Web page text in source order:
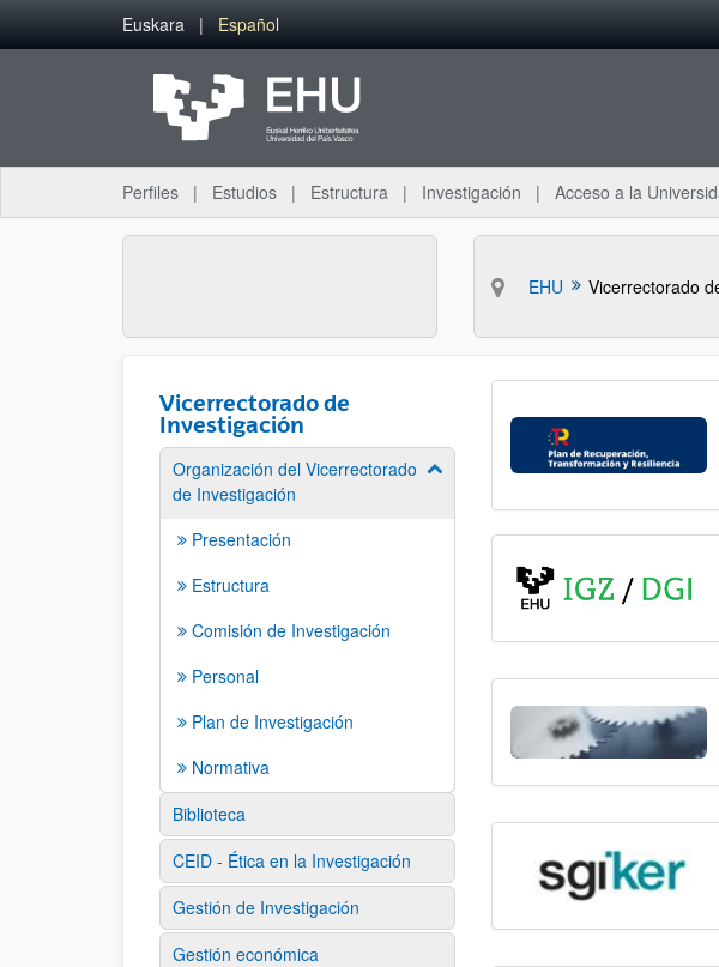
Saltar al contenido principal
Euskara Español
Perfiles Estudios Estructura Investigación Acceso a la
EHU Vicerrectorado
Vicerrectorado de
Investigación
Organización del Vicerrectorado
de Investigación
Mostrar/ocultar subpáginas
Presentación
Estructura
Comisión de Investigación
Personal
Plan de Investigación
Normativa
Biblioteca
CEID - Ética en la Investigación
Gestión de Investigación
Gestión económica